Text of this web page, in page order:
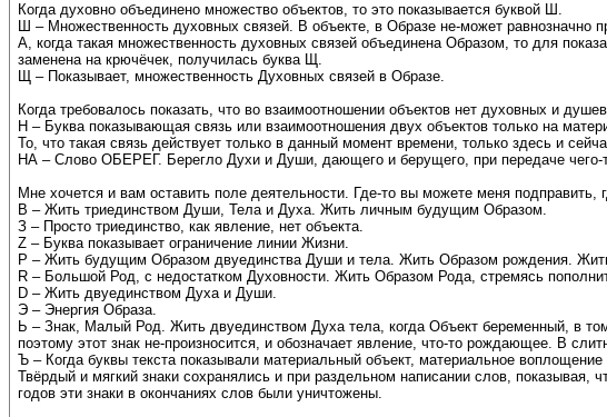
Когда духовно объединено множество объектов, то это показывается буквой Ш.
Ш – Множественность духовных связей. В объекте, в Образе не-может
А, когда такая множественность духовных связей объединена Образом, то для
заменена на крючёчек, получилась буква Щ.
Щ – Показывает, множественность Духовных связей в Образе.
Когда требовалось показать, что во взаимоотношении объектов нет духовных и
Н – Буква показывающая связь или взаимоотношения двух объектов только на
То, что такая связь действует только в данный момент времени, только здесь и
НА – Слово ОБЕРЕГ. Берегло Духи и Души, дающего и берущего, при передаче чего-
Мне хочется и вам оставить поле деятельности. Где-то вы можете меня
В – Жить триединством Души, Тела и Духа. Жить личным будущим Образом.
З – Просто триединство, как явление, нет объекта.
Z – Буква показывает ограничение линии Жизни.
Р – Жить будущим Образом двуединства Души и тела. Жить Образом рождения.
R – Большой Род, с недостатком Духовности. Жить Образом Рода, стремясь
D – Жить двуединством Духа и Души.
Э – Энергия Образа.
Ь – Знак, Малый Род. Жить двуединством Духа тела, когда Объект беременный, в
поэтому этот знак не-произносится, и обозначает явление, что-то рождающее. В
Ъ – Когда буквы текста показывали материальный объект, материальное
Твёрдый и мягкий знаки сохранялись и при раздельном написании слов,
годов эти знаки в окончаниях слов были уничтожены.